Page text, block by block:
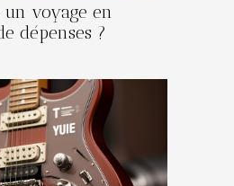
un voyage en
dépenses ?